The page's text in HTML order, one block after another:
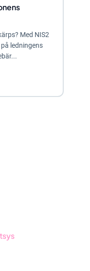
Med NIS2
ledningens